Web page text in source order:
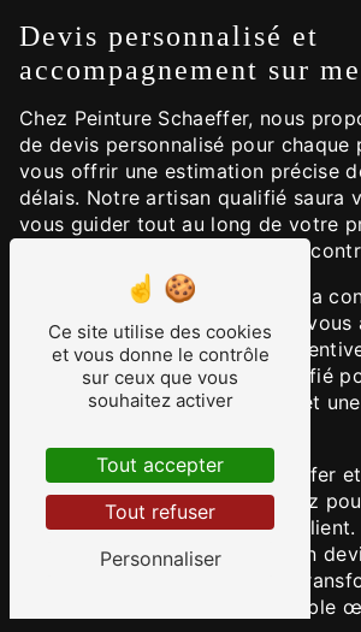
Devis personnalisé et
accompagnement sur
Chez Peinture Schaeffer, nous
de devis personnalisé pour chaque
vous offrir une estimation précise
délais. Notre artisan qualifié saura
vous guider tout au long de votre
en compte vos besoins et vos
Nous vous accompagnons de la
réalisation de votre projet, en vous
personnalisé et une écoute
confiance à notre artisan qualifié
espaces et faire de votre projet
En choisissant Peinture Schaeffer
qualifié en peinture, vous optez
savoir-faire et la satisfaction
dès maintenant pour obtenir un
engagement, et laissez-nous
intérieur ou extérieur en véritable
Ce site utilise des cookies
et vous donne le contrôle
sur ceux que vous
souhaitez activer
Tout accepter
Tout refuser
Personnaliser